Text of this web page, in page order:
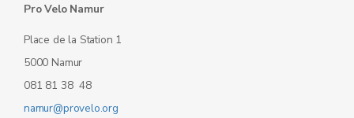
Pro Velo Namur
Place de la Station 1
5000 Namur
081 81 38 48
namur@provelo.org